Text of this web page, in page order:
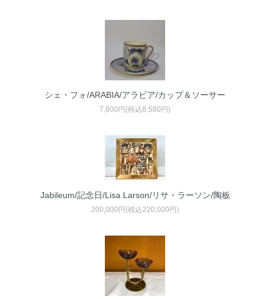
シェ・フォ/ARABIA/アラビア/カップ＆ソーサー
7,800円(税込8,580円)
Jabileum/記念日/Lisa Larson/リサ・ラーソン/陶板
200,000円(税込220,000円)